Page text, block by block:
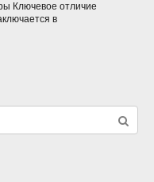
Ключевое отличие
в